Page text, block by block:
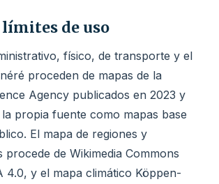
de uso
físico, de transporte y el
proceden de mapas de la
Agency publicados en 2023 y
propia fuente como mapas base
El mapa de regiones y
procede de Wikimedia Commons
4.0, y el mapa climático Köppen-